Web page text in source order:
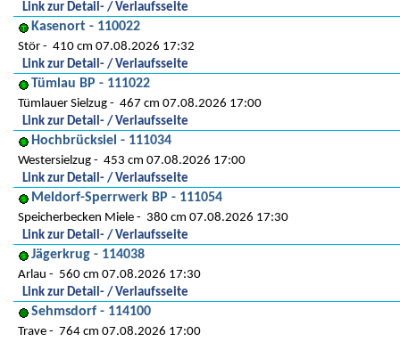
Link zur Detail- / Verlaufsseite
Kasenort - 110022
Stör
410 cm 07.08.2026 17:32
Link zur Detail- / Verlaufsseite
Tümlau BP - 111022
Tümlauer Sielzug
467 cm 07.08.2026 17:00
Link zur Detail- / Verlaufsseite
Hochbrücksiel - 111034
Westersielzug
453 cm 07.08.2026 17:00
Link zur Detail- / Verlaufsseite
Meldorf-Sperrwerk BP - 111054
Speicherbecken Miele
380 cm 07.08.2026 17:30
Link zur Detail- / Verlaufsseite
Jägerkrug - 114038
Arlau
560 cm 07.08.2026 17:30
Link zur Detail- / Verlaufsseite
Sehmsdorf - 114100
Trave
764 cm 07.08.2026 17:00